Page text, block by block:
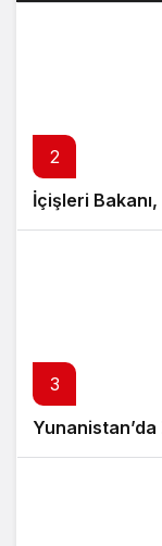
2
İçişleri
3